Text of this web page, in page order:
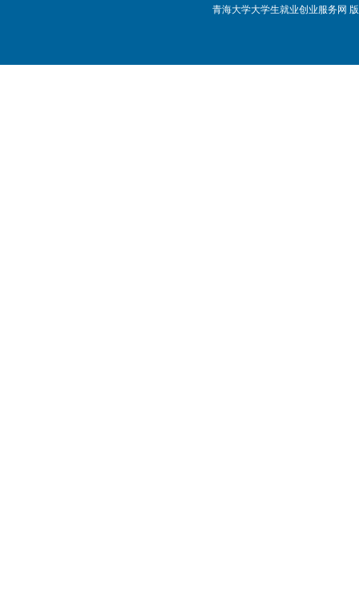
青海大学大学生就业创业服务网